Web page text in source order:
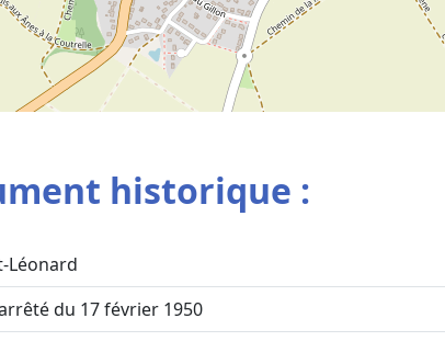
historique :
Léonard
du 17 février 1950